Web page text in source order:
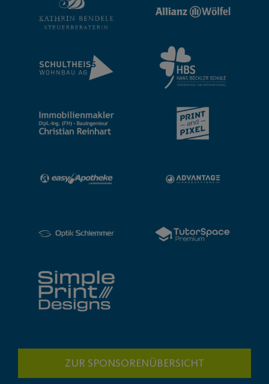
ZUR SPONSORENÜBERSICHT